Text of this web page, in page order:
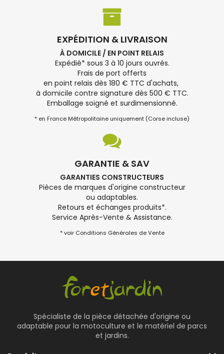
EXPÉDITION & LIVRAISON
À DOMICILE / EN POINT RELAIS
Expédié* sous 3 à 10 jours ouvrés.
Frais de port offerts
en point relais dès 180 € TTC d'achats,
à domicile contre signature dès 500 € TTC.
Emballage soigné et surdimensionné.
* en France Métropolitaine uniquement (Corse incluse)
GARANTIE & SAV
GARANTIES CONSTRUCTEURS
Pièces de marques d'origine constructeur
ou adaptables.
Retours et échanges produits*.
Service Après-Vente & Assistance.
* voir Conditions Générales de Vente
Spécialiste de la pièce détachée d'origine ou
adaptable pour la motoculture et le matériel de parcs
et jardins.